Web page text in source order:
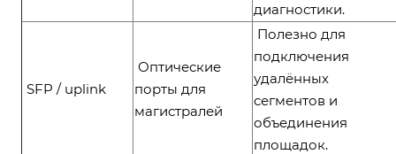
диагностики.
SFP / uplink
Оптические
порты для
магистралей
Полезно для
подключения
удалённых
сегментов и
объединения
площадок.